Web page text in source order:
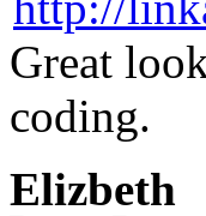
Great
coding.
Elizbeth